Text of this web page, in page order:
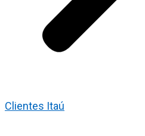
Clientes Itaú